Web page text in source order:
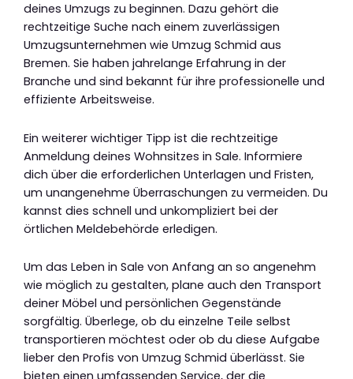
deines Umzugs zu beginnen. Dazu gehört die
rechtzeitige Suche nach einem zuverlässigen
Umzugsunternehmen wie Umzug Schmid aus
Bremen. Sie haben jahrelange Erfahrung in der
Branche und sind bekannt für ihre professionelle und
effiziente Arbeitsweise.
Ein weiterer wichtiger Tipp ist die rechtzeitige
Anmeldung deines Wohnsitzes in Sale. Informiere
dich über die erforderlichen Unterlagen und Fristen,
um unangenehme Überraschungen zu vermeiden. Du
kannst dies schnell und unkompliziert bei der
örtlichen Meldebehörde erledigen.
Um das Leben in Sale von Anfang an so angenehm
wie möglich zu gestalten, plane auch den Transport
deiner Möbel und persönlichen Gegenstände
sorgfältig. Überlege, ob du einzelne Teile selbst
transportieren möchtest oder ob du diese Aufgabe
lieber den Profis von Umzug Schmid überlässt. Sie